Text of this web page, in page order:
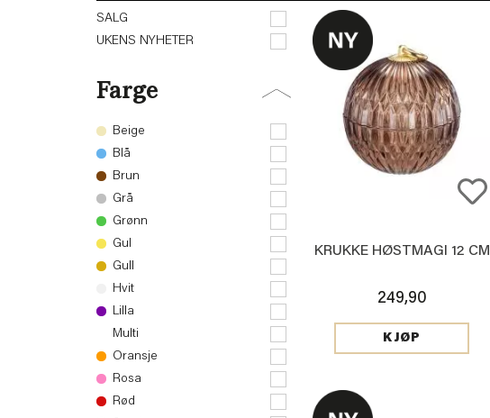
SALG
UKENS NYHETER
Farge
Beige
Blå
Brun
Grå
Grønn
Gul
Gull
Hvit
Lilla
Multi
Oransje
Rosa
Rød
KRUKKE HØSTMAGI 12 CM
249,90
KJØP